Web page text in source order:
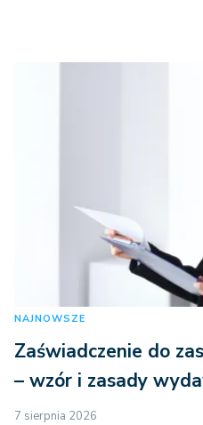
NAJNOWSZE
Zaświadczenie do
– wzór i zasady
7 sierpnia 2026